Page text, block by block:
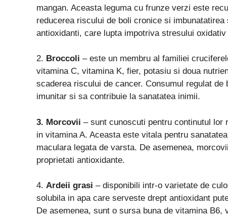
mangan. Aceasta leguma cu frunze verzi este
reducerea riscului de boli cronice si
antioxidanti, care lupta impotriva stresului
2. Broccoli – este un membru al familiei
vitamina C, vitamina K, fier, potasiu si doua
scaderea riscului de cancer. Consumul regulat
imunitar si sa contribuie la sanatatea inimii.
3. Morcovii – sunt cunoscuti pentru continutul lor
in vitamina A. Aceasta este vitala pentru
maculara legata de varsta. De asemenea,
proprietati antioxidante.
4. Ardeii grasi – disponibili intr-o varietate de
solubila in apa care serveste drept antioxidant
De asemenea, sunt o sursa buna de vitamina